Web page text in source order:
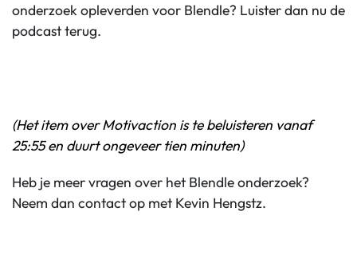
onderzoek opleverden voor Blendle? Luister dan nu de
podcast terug.
(Het item over Motivaction is te beluisteren vanaf
25:55 en duurt ongeveer tien minuten)
Heb je meer vragen over het Blendle onderzoek?
Neem dan contact op met Kevin Hengstz.